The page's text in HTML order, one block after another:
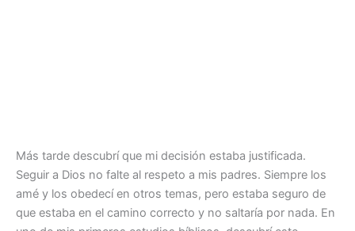
Más tarde descubrí que mi decisión estaba justificada.
Seguir a Dios no falte al respeto a mis padres. Siempre los
amé y los obedecí en otros temas, pero estaba seguro de
que estaba en el camino correcto y no saltaría por nada. En